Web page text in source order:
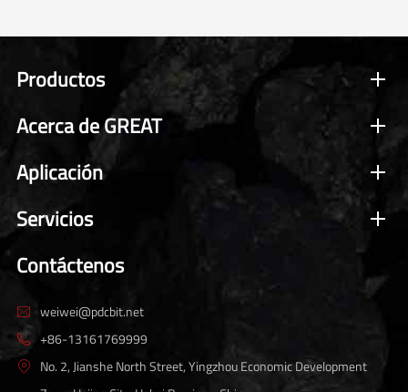
Productos
Acerca de GREAT
Aplicación
Servicios
Contáctenos
 weiwei@pdcbit.net
 +86-13161769999

No. 2, Jianshe North Street, Yingzhou Economic Development